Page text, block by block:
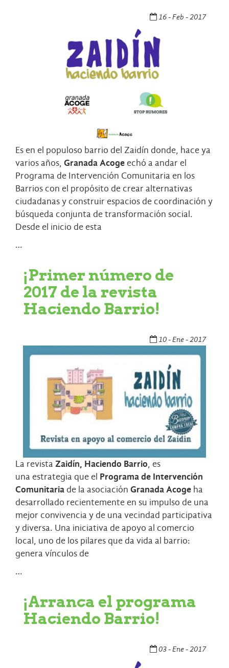
16 - Feb - 2017
Es en el populoso barrio del Zaidín donde, hace ya
varios años, Granada Acogeechó a andar el
Programa de Intervención Comunitaria en los
Barrios con el propósito de crear alternativas
ciudadanas y construir espacios de coordinación y
búsqueda conjunta de transformación social.
Desde el inicio de esta
…
¡Primer número de
2017 de la revista
Haciendo Barrio!
10 - Ene - 2017
La revista Zaidín, Haciendo Barrio, es
una estrategia que el Programa de Intervención
Comunitariade la asociación Granada Acoge ha
desarrollado recientemente en su impulso de una
mejor convivencia y de una vecindad participativa
y diversa. Una iniciativa de apoyo al comercio
local, uno de los pilares que da vida al barrio:
genera vínculos de
…
¡Arranca el programa
Haciendo Barrio!
03 - Ene - 2017